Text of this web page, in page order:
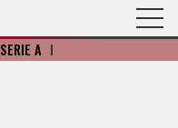
SERIE A I